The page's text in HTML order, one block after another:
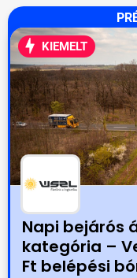
KIEMELT
Napi bejárós
kategória –
Ft belépési